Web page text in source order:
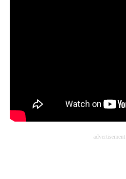
advertisement